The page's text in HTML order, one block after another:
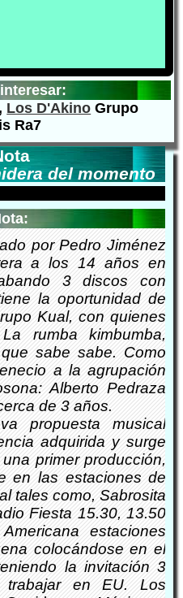
, Los D'Akino Grupo
Ra7
del momento
por Pedro Jiménez
a los 14 años en
3 discos con
la oportunidad de
Kual, con quienes
rumba kimbumba,
sabe sabe. Como
a la agrupación
Alberto Pedraza
de 3 años.
propuesta musical
adquirida y surge
primer producción,
en las estaciones de
tales como, Sabrosita
Fiesta 15.30, 13.50
estaciones
colocándose en el
la invitación 3
trabajar en EU. Los